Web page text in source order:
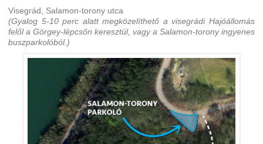
Visegrád, Salamon-torony utca
(Gyalog 5-10 perc alatt megközelíthető a visegrádi Hajóállomás
felől a Görgey-lépcsőn keresztül, vagy a Salamon-torony ingyenes
buszparkolóból.)